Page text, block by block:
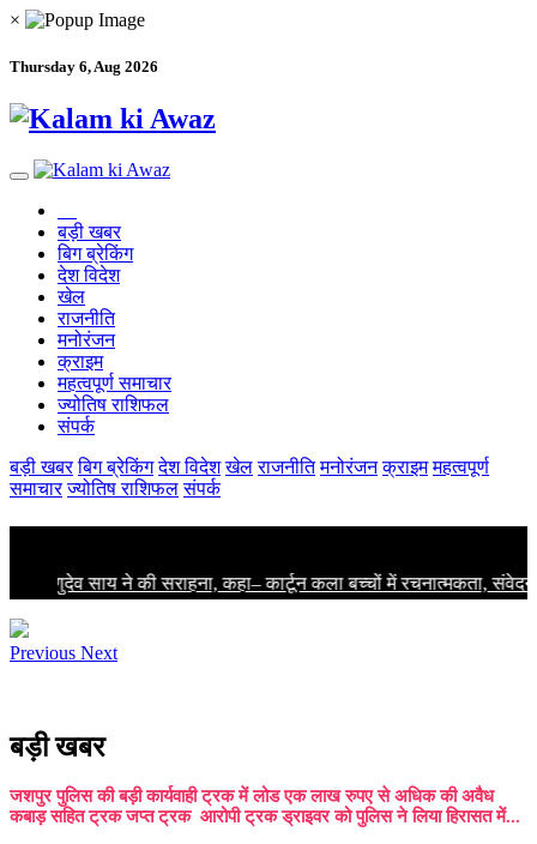
×
Thursday 6, Aug 2026
बड़ी खबर
बिग ब्रेकिंग
देश विदेश
खेल
राजनीति
मनोरंजन
क्राइम
महत्वपूर्ण समाचार
ज्योतिष राशिफल
संपर्क
बड़ी खबर बिग ब्रेकिंग देश विदेश खेल राजनीति मनोरंजन क्राइम महत्वपूर्ण
समाचार ज्योतिष राशिफल संपर्क
साय ने की सराहना, कहा– कार्टून कला बच्चों में रचनात्मकता,
Previous Next
बड़ी खबर
जशपुर पुलिस की बड़ी कार्यवाही ट्रक में लोड एक लाख रुपए से अधिक की अवैध
कबाड़ सहित ट्रक जप्त ट्रक आरोपी ट्रक ड्राइवर को पुलिस ने लिया हिरासत में...